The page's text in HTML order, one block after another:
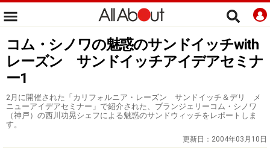
コム・シノワの魅惑のサンドイッチwith
レーズン サンドイッチアイデアセミナ
ー1
2月に開催された「カリフォルニア・レーズン サンドイッチ＆デリ メ
ニューアイデアセミナー」で紹介された、ブランジェリーコム・シノワ
（神戸）の西川功晃シェフによる魅惑のサンドウィッチをレポートしま
す。
更新日： 2004年03月10日